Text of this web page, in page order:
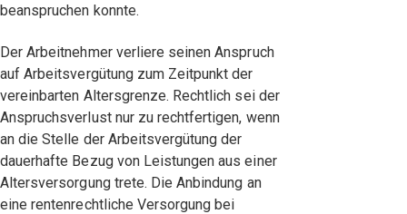
beanspruchen konnte.
Der Arbeitnehmer verliere seinen Anspruch
auf Arbeitsvergütung zum Zeitpunkt der
vereinbarten Altersgrenze. Rechtlich sei der
Anspruchsverlust nur zu rechtfertigen, wenn
an die Stelle der Arbeitsvergütung der
dauerhafte Bezug von Leistungen aus einer
Altersversorgung trete. Die Anbindung an
eine rentenrechtliche Versorgung bei